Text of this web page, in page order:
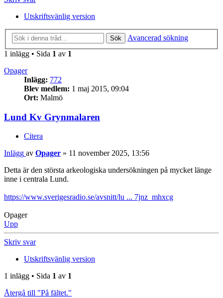
Utskriftsvänlig version
Sök
Avancerad sökning
1 inlägg • Sida 1 av 1
Opager
Inlägg: 772
Blev medlem: 1 maj 2015, 09:04
Ort: Malmö
Lund Kv Grynmalaren
Citera
Inlägg av Opager » 11 november 2025, 13:56
Detta är den största arkeologiska undersökningen på mycket länge
inne i centrala Lund.
https://www.sverigesradio.se/avsnitt/lu ... 7jnz_mhxcg
Opager
Upp
Skriv svar
Utskriftsvänlig version
1 inlägg • Sida 1 av 1
Återgå till "På fältet."